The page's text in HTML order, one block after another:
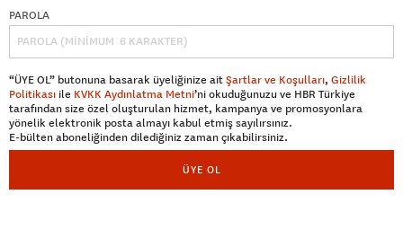
PAROLA
“ÜYE OL” butonuna basarak üyeliğinize aitŞartlar ve Koşulları, Gizlilik
Politikası ile KVKK Aydınlatma Metni’ni okuduğunuzu ve HBR Türkiye
tarafından size özel oluşturulan hizmet, kampanya ve promosyonlara
yönelik elektronik posta almayı kabul etmiş sayılırsınız.
E-bülten aboneliğinden dilediğiniz zaman çıkabilirsiniz.
ÜYE OL